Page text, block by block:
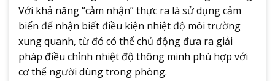
Với khả năng “cảm nhận” thực ra là sử dụng cảm
biến để nhận biết điều kiện nhiệt độ môi trường
xung quanh, từ đó có thể chủ động đưa ra giải
pháp điều chỉnh nhiệt độ thông minh phù hợp với
cơ thể người dùng trong phòng.